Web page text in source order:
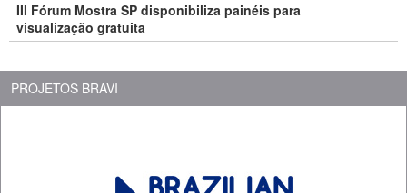
III Fórum Mostra SP disponibiliza painéis para
visualização gratuita
PROJETOS BRAVI